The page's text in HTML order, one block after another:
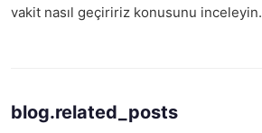
vakit nasıl geçiririz konusunu inceleyin.
blog.related_posts